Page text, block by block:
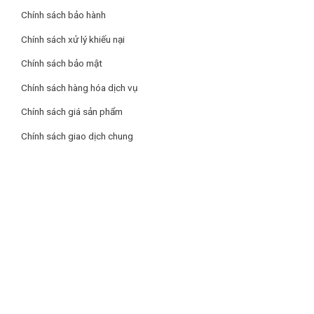
Dễ dàng vệ sinh, không bám bẩn.
Thiết kế sang trọng, phù hợp với mọi không gian bếp.
Chính sách bảo hành
Chính sách xử lý khiếu nại
Chính sách bảo mật
Chính sách hàng hóa dịch vụ
Chính sách giá sản phẩm
Chính sách giao dịch chung